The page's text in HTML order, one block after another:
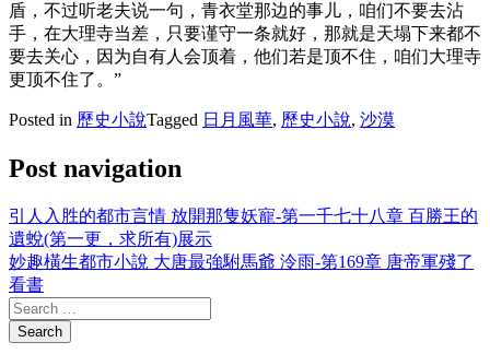
盾，不过听老夫说一句，青衣堂那边的事儿，咱们不要去沾
手，在大理寺当差，只要谨守一条就好，那就是天塌下来都不
要去关心，因为自有人会顶着，他们若是顶不住，咱们大理寺
更顶不住了。”
Posted in 歷史小說Tagged 日月風華, 歷史小說, 沙漠
Post navigation
引人入胜的都市言情 放開那隻妖寵-第一千七十八章 百勝王的
遺蛻(第一更，求所有)展示
妙趣橫生都市小說 大唐最強駙馬爺 泠雨-第169章 唐帝軍殘了
看書